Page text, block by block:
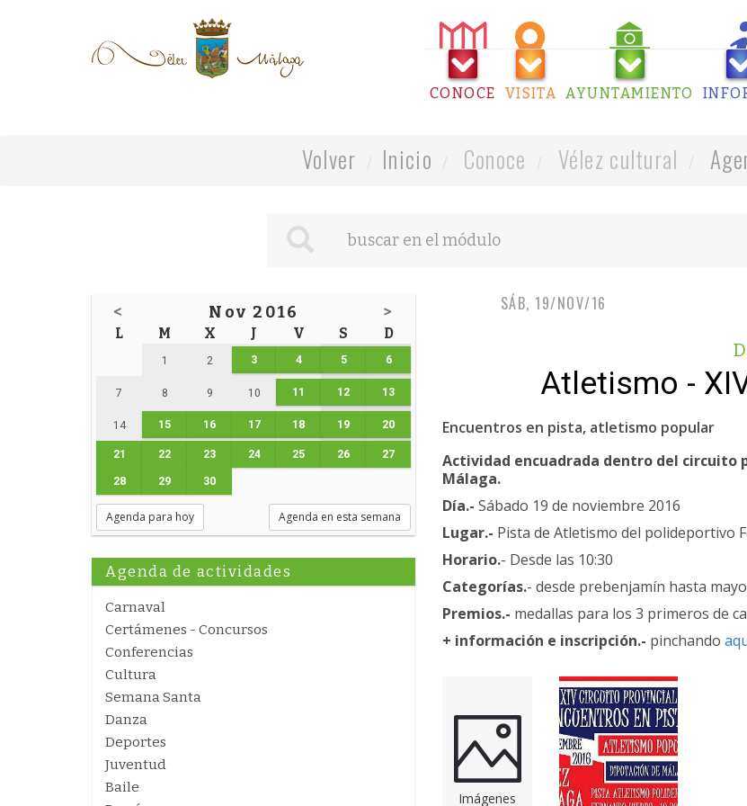
CONOCE VISITA AYUNTAMIENTO
Volver Inicio Conoce Vélez cultural
< Nov 2016 >
L M X J V S D
1 2 3 4 5 6
7 8 9 10 11 12 13
14 15 16 17 18 19 20
21 22 23 24 25 26 27
28 29 30
Agenda para hoy Agenda en esta semana
Agenda de actividades
Carnaval
Certámenes - Concursos
Conferencias
Cultura
Semana Santa
Danza
Deportes
Juventud
Baile
SÁB, 19/NOV/16
Atletismo -
Encuentros en pista, atletismo popular
Actividad encuadrada dentro del
Málaga.
Día.- Sábado 19 de noviembre 2016
Lugar.- Pista de Atletismo del polideportivo
Horario.- Desde las 10:30
Categorías.- desde prebenjamín hasta
Premios.- medallas para los 3 primeros de
+ información e inscripción.- pinchando
Imágenes